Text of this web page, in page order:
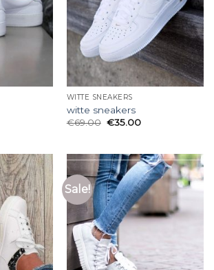
WITTE SNEAKERS
witte sneakers
€69.00 €35.00
Sale!